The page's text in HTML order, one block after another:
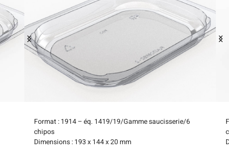
Format : 1914 – éq. 1419/19/Gamme saucisserie/6
chipos
Dimensions : 193 x 144 x 20 mm